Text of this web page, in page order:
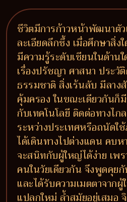
ชีวิตมีการก้าวหน้าพัฒนาตั
ละเอียดลึกซึ้ง เมื่อศึกษาสิ่
มีความรู้ระดับเซียนในด้าน
เรื่องปรัชญา ศาสนา ประวั
ธรรมชาติ สิ่งเร้นลับ มีลา
คุ้มครอง ในขณะเดียวกันก็
กับเทคโนโลยี ติดต่อทางไก
ระหว่างประเทศหรือถนัดใ
ได้เดินทางไปต่างแดน คบ
จะสนิทกับผู้ใหญ่ได้ง่าย เพ
คนในวัยเดียวกัน จึงพูดคุย
และได้รับความเมตตาจาก
แปลกใหม่ ล้ำสมัยอยู่เสมอ